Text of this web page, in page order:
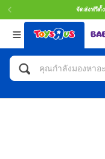
จัดส่งฟรีตั้
กลับ
หมวดหมู่
แอคชั่นฟิกเกอ
กลับ
แบรนด์
Toy Story ทอย
กลับ
Age
0~2 ปี